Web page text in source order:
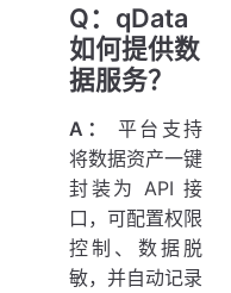
Q：qData
如何提供数
据服务？
A：
平台支持
将数据资产一键
封装为 API 接
口，可配置权限
控制、数据脱
敏，并自动记录